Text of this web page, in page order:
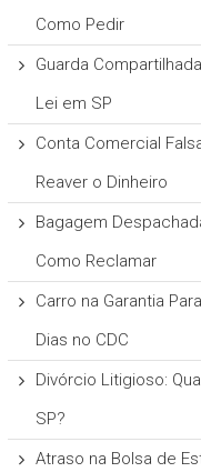
Como Pedir
Guarda
Lei em SP
Conta Comercial
Reaver o Dinheiro
Bagagem
Como Reclamar
Carro na Garantia
Dias no CDC
Divórcio Litigioso:
SP?
Atraso na Bolsa de